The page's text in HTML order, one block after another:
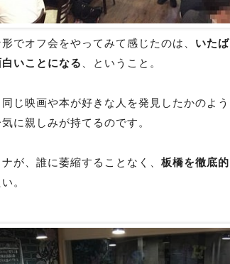
でオフ会をやってみて感じたのは、 いた
いことになる 、ということ。
同じ映画や本が好きな人を発見したかのよ
に親しみが持てるのです。
が、誰に萎縮することなく、 板橋を徹底
。